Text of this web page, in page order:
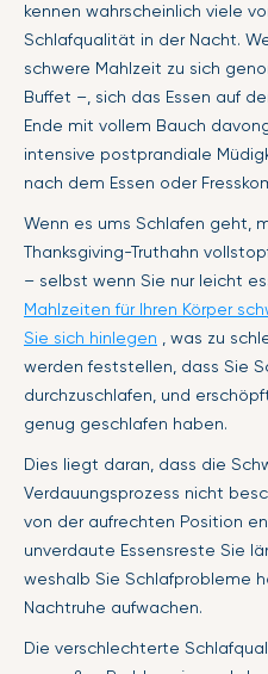
kennen wahrscheinlich viele
Schlafqualität in der Nacht.
schwere Mahlzeit zu sich
Buffet –, sich das Essen auf
Ende mit vollem Bauch
intensive postprandiale
nach dem Essen oder
Wenn es ums Schlafen geht,
Thanksgiving-Truthahn
– selbst wenn Sie nur leicht
Mahlzeiten für Ihren Körper
Sie sich hinlegen , was zu
werden feststellen, dass Sie
durchzuschlafen, und
genug geschlafen haben.
Dies liegt daran, dass die
Verdauungsprozess nicht
von der aufrechten Position
unverdaute Essensreste Sie
weshalb Sie Schlafprobleme
Nachtruhe aufwachen.
Die verschlechterte